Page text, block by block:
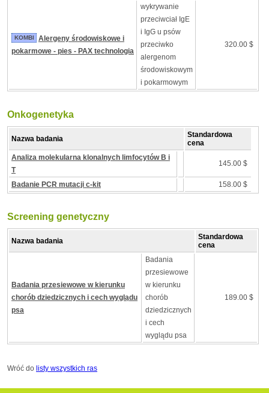
KOMBI
Alergeny środowiskowe i
pokarmowe - pies - PAX technologia
wykrywanie
przeciwciał IgE
i IgG u psów
przeciwko
alergenom
środowiskowym
i pokarmowym
320.00 $
Onkogenetyka
Nazwa badania
Standardowa
cena
Analiza molekularna klonalnych limfocytów B i
T
145.00 $
Badanie PCR mutacji c-kit 158.00 $
Screening genetyczny
Nazwa badania
Standardowa
cena
Badania przesiewowe w kierunku
chorób dziedzicznych i cech wyglądu
psa
Badania
przesiewowe
w kierunku
chorób
dziedzicznych
i cech
wyglądu psa
189.00 $
Wróć do listy wszystkich ras